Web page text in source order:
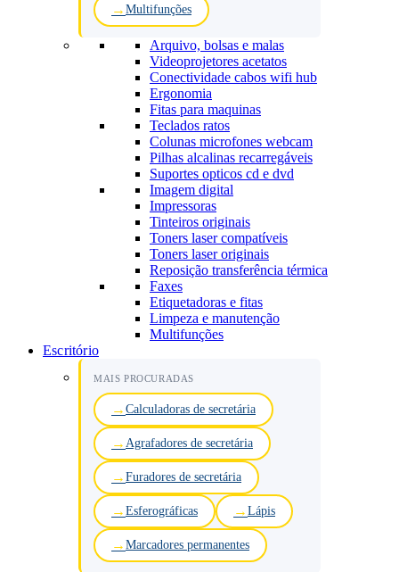
Multifunções
Arquivo, bolsas e malas
Videoprojetores acetatos
Conectividade cabos wifi hub
Ergonomia
Fitas para maquinas
Teclados ratos
Colunas microfones webcam
Pilhas alcalinas recarregáveis
Suportes opticos cd e dvd
Imagem digital
Impressoras
Tinteiros originais
Toners laser compatíveis
Toners laser originais
Reposição transferência térmica
Faxes
Etiquetadoras e fitas
Limpeza e manutenção
Multifunções
Escritório
MAIS PROCURADAS
Calculadoras de secretária
Agrafadores de secretária
Furadores de secretária
Esferográficas Lápis
Marcadores permanentes